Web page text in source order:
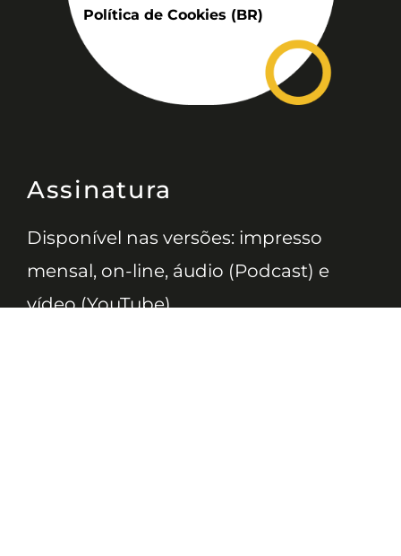
Política de Cookies (BR)
Assinatura
Disponível nas versões: impresso
mensal, on-line, áudio (Podcast) e
vídeo (YouTube).